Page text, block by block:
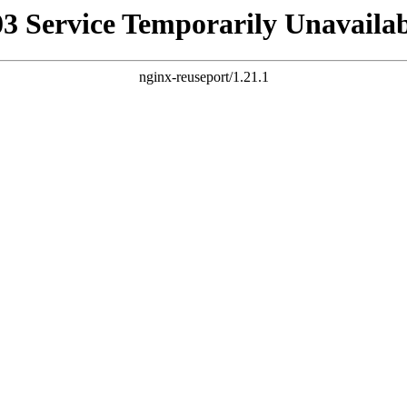
Service Temporarily
nginx-reuseport/1.21.1